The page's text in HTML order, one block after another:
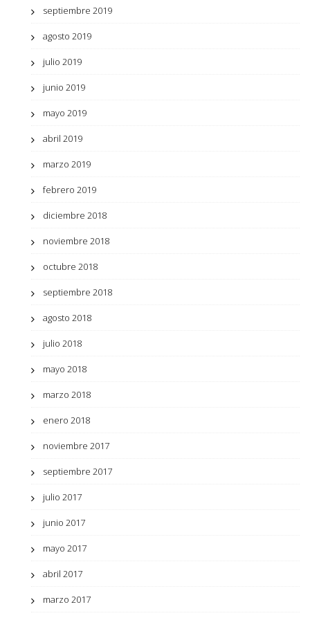
septiembre 2019
agosto 2019
julio 2019
junio 2019
mayo 2019
abril 2019
marzo 2019
febrero 2019
diciembre 2018
noviembre 2018
octubre 2018
septiembre 2018
agosto 2018
julio 2018
mayo 2018
marzo 2018
enero 2018
noviembre 2017
septiembre 2017
julio 2017
junio 2017
mayo 2017
abril 2017
marzo 2017